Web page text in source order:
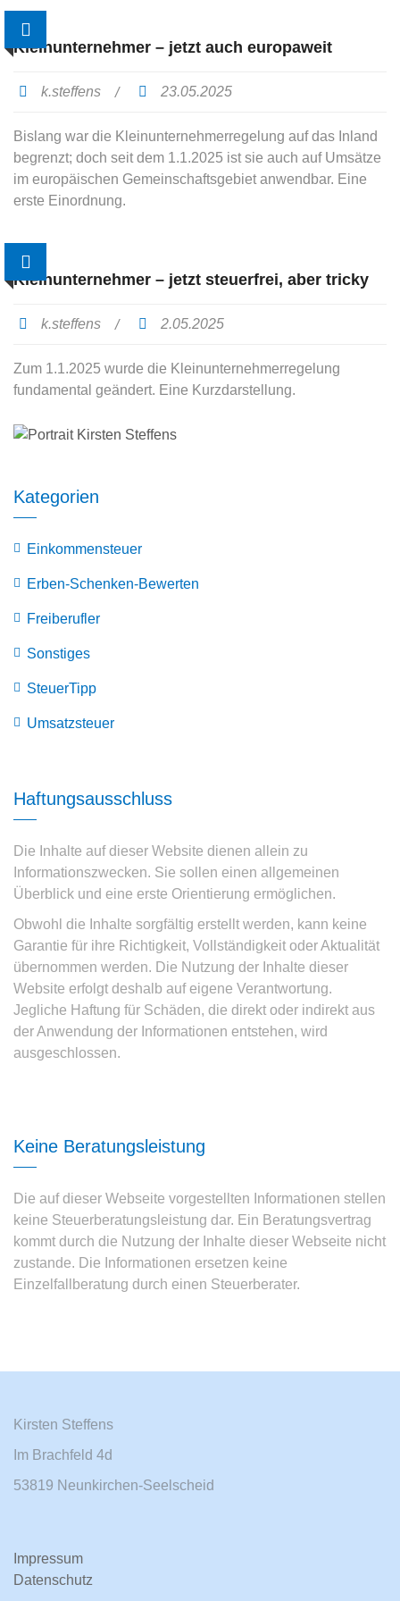
Kleinunternehmer – jetzt auch europaweit
k.steffens 23.05.2025
Bislang war die Kleinunternehmerregelung auf das Inland
begrenzt; doch seit dem 1.1.2025 ist sie auch auf Umsätze
im europäischen Gemeinschaftsgebiet anwendbar. Eine
erste Einordnung.
Kleinunternehmer – jetzt steuerfrei, aber tricky
k.steffens 2.05.2025
Zum 1.1.2025 wurde die Kleinunternehmerregelung
fundamental geändert. Eine Kurzdarstellung.
Kategorien
Einkommensteuer
Erben-Schenken-Bewerten
Freiberufler
Sonstiges
SteuerTipp
Umsatzsteuer
Haftungsausschluss
Die Inhalte auf dieser Website dienen allein zu
Informationszwecken. Sie sollen einen allgemeinen
Überblick und eine erste Orientierung ermöglichen.
Obwohl die Inhalte sorgfältig erstellt werden, kann keine
Garantie für ihre Richtigkeit, Vollständigkeit oder Aktualität
übernommen werden. Die Nutzung der Inhalte dieser
Website erfolgt deshalb auf eigene Verantwortung.
Jegliche Haftung für Schäden, die direkt oder indirekt aus
der Anwendung der Informationen entstehen, wird
ausgeschlossen.
Keine Beratungsleistung
Die auf dieser Webseite vorgestellten Informationen stellen
keine Steuerberatungsleistung dar. Ein Beratungsvertrag
kommt durch die Nutzung der Inhalte dieser Webseite nicht
zustande. Die Informationen ersetzen keine
Einzelfallberatung durch einen Steuerberater.
Kirsten Steffens
Im Brachfeld 4d
53819 Neunkirchen-Seelscheid
Impressum
Datenschutz